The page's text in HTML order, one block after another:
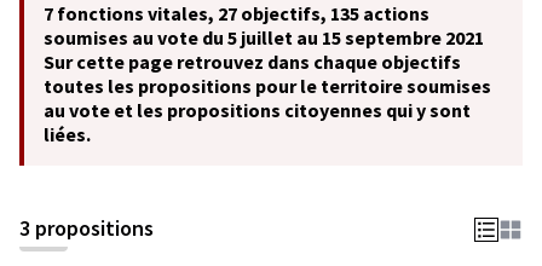
7 fonctions vitales, 27 objectifs, 135 actions
soumises au vote du 5 juillet au 15 septembre 2021
Sur cette page retrouvez dans chaque objectifs
toutes les propositions pour le territoire soumises
au vote et les propositions citoyennes qui y sont
liées.
3 propositions